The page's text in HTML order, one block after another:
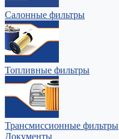
Салонные фильтры
Топливные фильтры
Трансмиссионные фильтры
Документы